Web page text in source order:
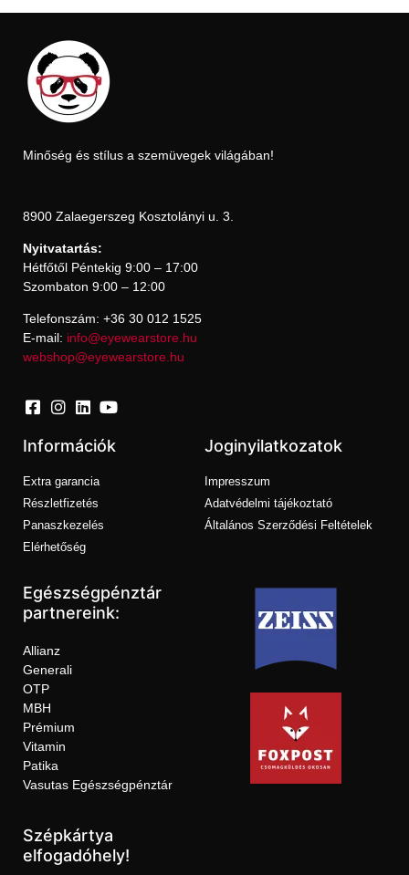
Minőség és stílus a szemüvegek világában!
8900 Zalaegerszeg Kosztolányi u. 3.
Nyitvatartás:
Hétfőtől Péntekig 9:00 – 17:00
Szombaton 9:00 – 12:00
Telefonszám: +36 30 012 1525
E-mail: info@eyewearstore.hu
webshop@eyewearstore.hu
Információk
Extra garancia
Részletfizetés
Panaszkezelés
Elérhetőség
Joginyilatkozatok
Impresszum
Adatvédelmi tájékoztató
Általános Szerződési Feltételek
Egészségpénztár
partnereink:
Allianz
Generali
OTP
MBH
Prémium
Vitamin
Patika
Vasutas Egészségpénztár
Szépkártya
elfogadóhely!